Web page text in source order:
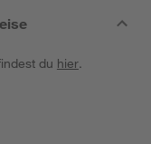
du hier.